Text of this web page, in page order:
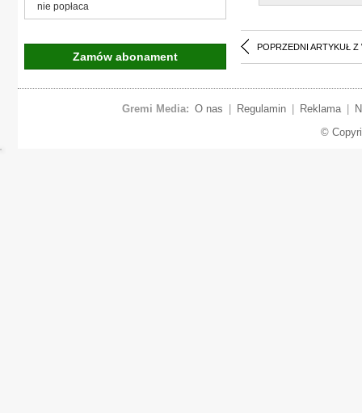
POPRZEDNI ARTYKUŁ Z
nie popłaca
Zamów abonament
Gremi Media: O nas Regulamin Reklama
©